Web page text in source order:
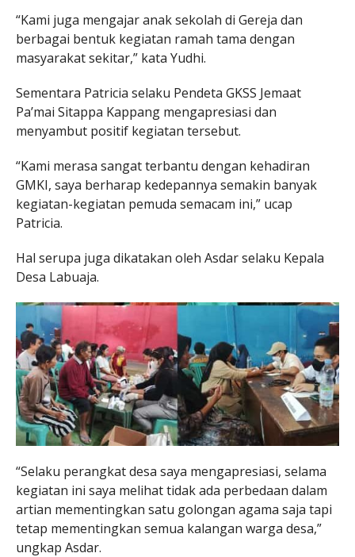
“Kami juga mengajar anak sekolah di Gereja dan
berbagai bentuk kegiatan ramah tama dengan
masyarakat sekitar,” kata Yudhi.
Sementara Patricia selaku Pendeta GKSS Jemaat
Pa’mai Sitappa Kappang mengapresiasi dan
menyambut positif kegiatan tersebut.
“Kami merasa sangat terbantu dengan kehadiran
GMKI, saya berharap kedepannya semakin banyak
kegiatan-kegiatan pemuda semacam ini,” ucap
Patricia.
Hal serupa juga dikatakan oleh Asdar selaku Kepala
Desa Labuaja.
“Selaku perangkat desa saya mengapresiasi, selama
kegiatan ini saya melihat tidak ada perbedaan dalam
artian mementingkan satu golongan agama saja tapi
tetap mementingkan semua kalangan warga desa,”
ungkap Asdar.